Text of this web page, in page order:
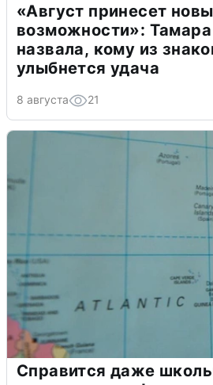
«Август принесет
возможности»: Тамара
назвала, кому из
улыбнется удача
8 августа 21
Справится даже